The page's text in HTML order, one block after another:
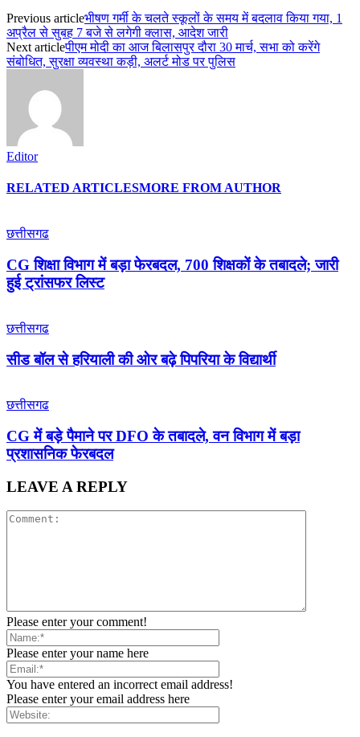
Previous articleभीषण गर्मी के चलते स्कूलों के समय में बदलाव किया गया, 1
अप्रैल से सुबह 7 बजे से लगेगी क्लास, आदेश जारी
Next articleपीएम मोदी का आज बिलासपुर दौरा 30 मार्च, सभा को करेंगे
संबोधित, सुरक्षा व्यवस्था कड़ी, अलर्ट मोड पर पुलिस
Editor
RELATED ARTICLESMORE FROM AUTHOR
छत्तीसगढ
CG शिक्षा विभाग में बड़ा फेरबदल, 700 शिक्षकों के तबादले; जारी
हुई ट्रांसफर लिस्ट
छत्तीसगढ
सीड बॉल से हरियाली की ओर बढ़े पिपरिया के विद्यार्थी
छत्तीसगढ
CG में बड़े पैमाने पर DFO के तबादले, वन विभाग में बड़ा
प्रशासनिक फेरबदल
LEAVE A REPLY
Please enter your comment!
Please enter your name here
You have entered an incorrect email address!
Please enter your email address here